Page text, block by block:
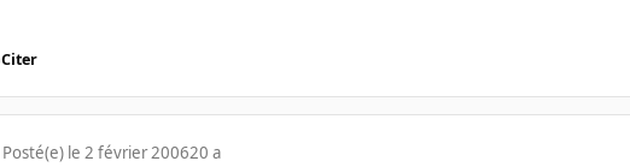
Citer
Posté(e) le 2 février 200620 a